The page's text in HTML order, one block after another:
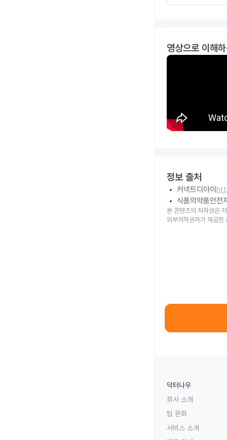
영상으로 이해
정보 출처
커넥트디아이
식품의약품안전
본 콘텐츠의 저작권은
외부저작권자가 제공한
닥터나우
회사 소개
팀 문화
서비스 소개